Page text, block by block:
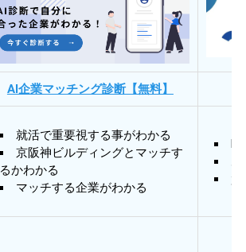
AI企業マッチング診断【無料】
就活で重要視する事がわかる
京阪神ビルディングとマッチす
るかわかる
マッチする企業がわかる
質